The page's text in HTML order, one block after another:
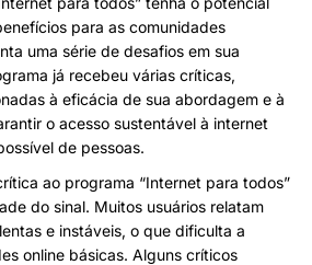
para as comunidades
uma série de desafios em sua
já recebeu várias críticas,
à eficácia de sua abordagem e à
o acesso sustentável à internet
de pessoas.
ao programa “Internet para todos”
do sinal. Muitos usuários relatam
e instáveis, o que dificulta a
online básicas. Alguns críticos